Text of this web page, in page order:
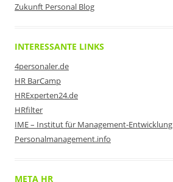
Zukunft Personal Blog
INTERESSANTE LINKS
4personaler.de
HR BarCamp
HRExperten24.de
HRfilter
IME – Institut für Management-Entwicklung
Personalmanagement.info
META HR